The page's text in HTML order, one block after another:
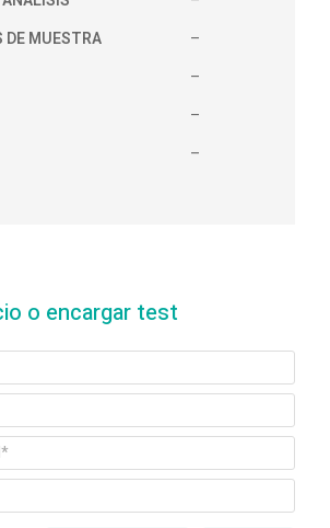
DE MUESTRA
–
–
–
–
o encargar test